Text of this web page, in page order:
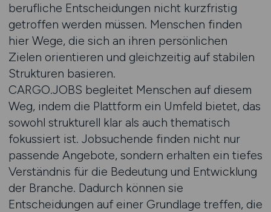
berufliche Entscheidungen nicht kurzfristig
getroffen werden müssen. Menschen finden
hier Wege, die sich an ihren persönlichen
Zielen orientieren und gleichzeitig auf stabilen
Strukturen basieren.
CARGO.JOBS begleitet Menschen auf diesem
Weg, indem die Plattform ein Umfeld bietet, das
sowohl strukturell klar als auch thematisch
fokussiert ist. Jobsuchende finden nicht nur
passende Angebote, sondern erhalten ein tiefes
Verständnis für die Bedeutung und Entwicklung
der Branche. Dadurch können sie
Entscheidungen auf einer Grundlage treffen, die